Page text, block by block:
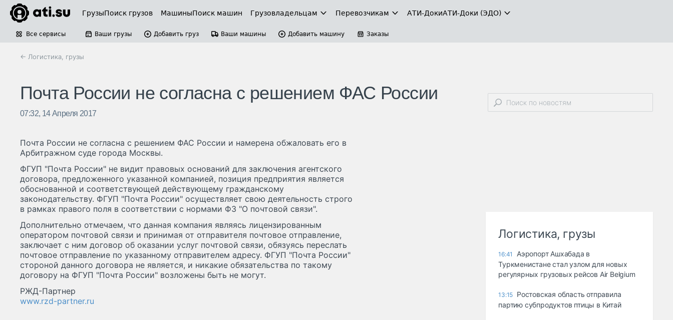
ГрузыПоиск грузов МашиныПоиск машин Грузовладельцам Перевозчикам АТИ-ДокиАТИ-Доки (ЭДО)
Все сервисы Ваши грузы Добавить груз Ваши машины Добавить машину Заказы
← Логистика, грузы
Почта России не согласна с решением ФАС России
07:32, 14 Апреля 2017
Почта России не согласна с решением ФАС России и намерена обжаловать его в
Арбитражном суде города Москвы.
ФГУП "Почта России" не видит правовых оснований для заключения агентского
договора, предложенного указанной компанией, позиция предприятия является
обоснованной и соответствующей действующему гражданскому
законодательству. ФГУП "Почта России" осуществляет свою деятельность строго
в рамках правого поля в соответствии с нормами ФЗ "О почтовой связи".
Дополнительно отмечаем, что данная компания являясь лицензированным
оператором почтовой связи и принимая от отправителя почтовое отправление,
заключает с ним договор об оказании услуг почтовой связи, обязуясь переслать
почтовое отправление по указанному отправителем адресу. ФГУП "Почта России"
стороной данного договора не является, и никакие обязательства по такому
договору на ФГУП "Почта России" возложены быть не могут.
РЖД-Партнер
www.rzd-partner.ru
Логистика, грузы
16:41
Аэропорт Ашхабада в
Туркменистане стал узлом для новых
регулярных грузовых рейсов Air Belgium
13:15 Ростовская область отправила
партию субпродуктов птицы в Китай